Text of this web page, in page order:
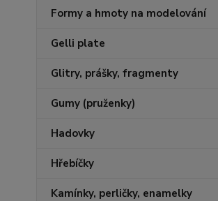
Formy a hmoty na modelování
Gelli plate
Glitry, prášky, fragmenty
Gumy (pruženky)
Hadovky
Hřebíčky
Kamínky, perličky, enamelky